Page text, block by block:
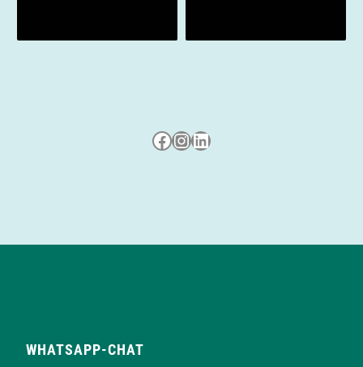
Besuche uns auf Facebook
Besuche uns auf Instagram
LinkedIn
WHATSAPP-CHAT